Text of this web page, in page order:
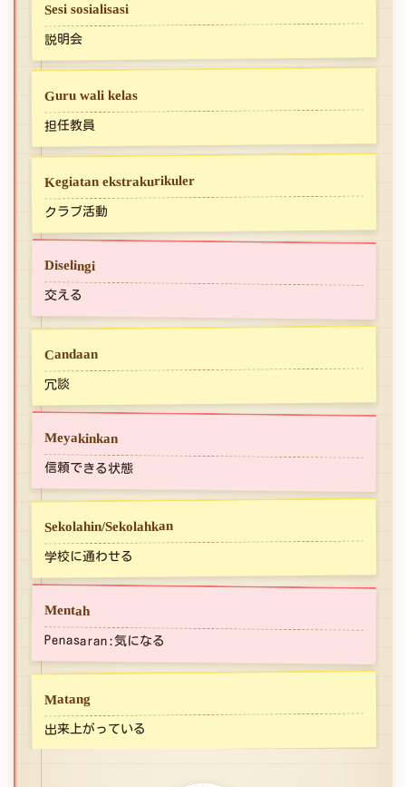
Sesi sosialisasi
説明会
Guru wali kelas
担任教員
Kegiatan ekstrakurikuler
クラブ活動
Diselingi
交える
Candaan
冗談
Meyakinkan
信頼できる状態
Sekolahin/Sekolahkan
学校に通わせる
Mentah
Penasaran:気になる
Matang
出来上がっている